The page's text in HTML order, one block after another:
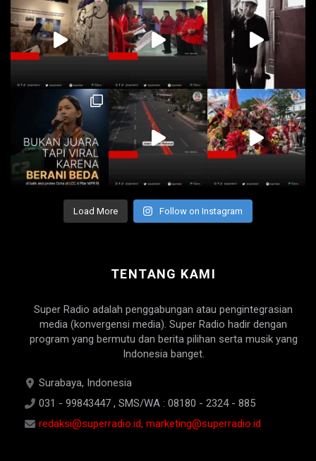
Load More Follow on Instagram
TENTANG KAMI
Super Radio adalah penggabungan atau pengintegrasian
media (konvergensi media). Super Radio hadir dengan
program yang bermutu dan berita pilihan serta musik yang
Indonesia banget.
Surabaya, Indonesia
031 - 99843447 , SMS/WA : 08180 - 2324 - 885
redaksi@superradio.id, marketing@superradio.id